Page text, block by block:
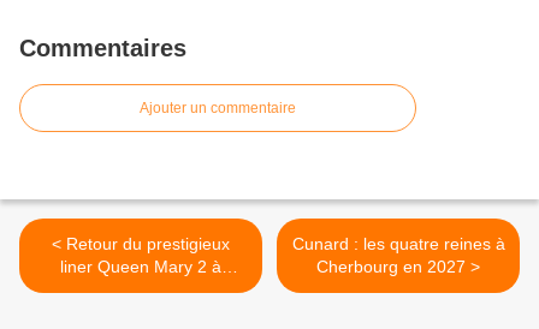
Commentaires
Ajouter un commentaire
< Retour du prestigieux
liner Queen Mary 2 à
Cherbourg
Cunard : les quatre reines à
Cherbourg en 2027 >